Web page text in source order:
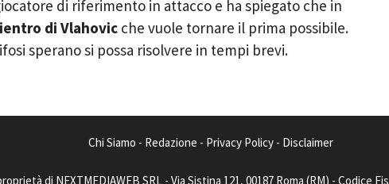
di riferimento in attacco e ha spiegato che in
di Vlahovic che vuole tornare il prima possibile.
sperano si possa risolvere in tempi brevi.
Chi Siamo - Redazione - Privacy Policy - Disclaimer
di NEXTMEDIAWEB SRL - Via Sistina 121, 00187 Roma (RM) - Codice